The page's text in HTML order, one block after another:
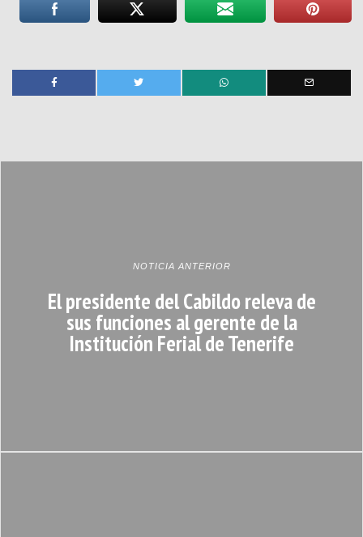
NOTICIA ANTERIOR
El presidente del Cabildo releva de
sus funciones al gerente de la
Institución Ferial de Tenerife